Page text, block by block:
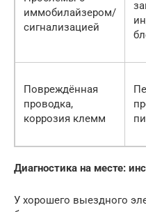
иммобилайзером/
сигнализацией
Повреждённая
проводка,
коррозия клемм
Диагностика на месте:
У хорошего выездного